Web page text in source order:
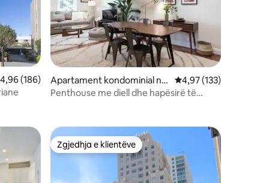
mesatar 4,96 nga 5, 186 vlerësime
4,96 (186)
Apartament kondominial në
Alamo Square
Vlerësimi mesatar
4,97 (133)
Penthouse me diell dhe hapësirë të
Zgjedhja e klientëve
Zgjedhja e klientëve